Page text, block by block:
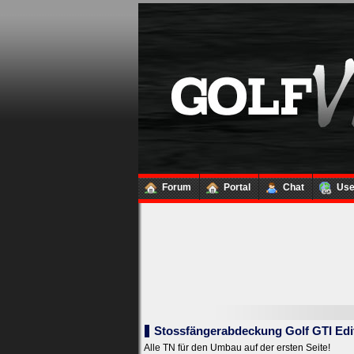
Forum Portal Chat
und
Kennwort
Stossfängerabdeckung Golf GTI
Alle TN für den Umbau auf der ersten Seite!